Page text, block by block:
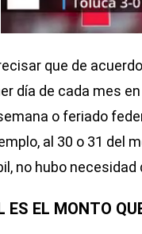
que de
día de cada mes
o feriado
al 30 o 31 del
no hubo
ES EL MONTO